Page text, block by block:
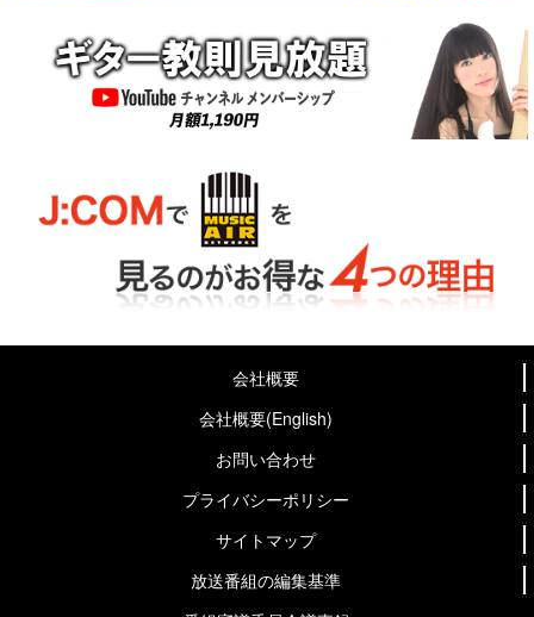
会社概要
会社概要(English)
お問い合わせ
プライバシーポリシー
サイトマップ
放送番組の編集基準